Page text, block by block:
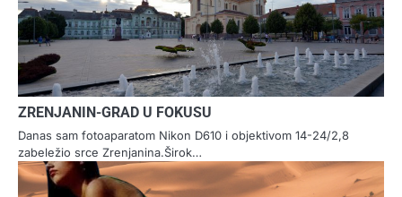
ZRENJANIN-GRAD U FOKUSU
Danas sam fotoaparatom Nikon D610 i objektivom 14-24/2,8
zabeležio srce Zrenjanina.Širok…